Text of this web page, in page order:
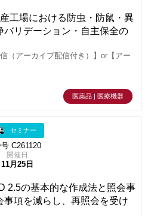
工場における防虫・防鼠・異
バリデーション・自主保全の
（アーカイブ配信付き）】or【アー
医薬品 | 医療機器
セミナー
C261120
開催日
11月25日
2.5の基本的な作成法と照会事
項を減らし、再照会を受け